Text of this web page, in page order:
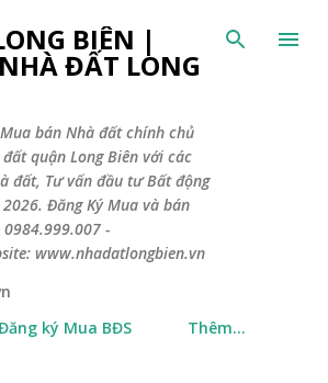
Chuyển đến nội dung chính
BIÊN |
ĐẤT LONG
bán Nhà đất chính chủ
quận Long Biên với các
đất, Tư vấn đầu tư Bất động
Đăng Ký Mua và bán
-
www.nhadatlongbien.vn
ký Mua BĐS Thêm…